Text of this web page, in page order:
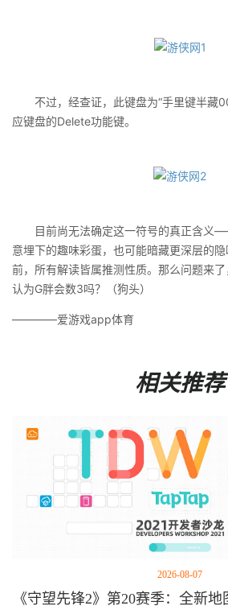
不过，经查证，此键盘为“手里键半藏
应键盘的Delete功能键。
目前尚无法确定这一符号的真正含义
意埋下的趣味彩蛋，也可能暗藏更深层的
前，所有解读皆属推测性质。那么问题来
认为G胖会数3吗？（狗头）
————爱游戏app体育
相关推荐
2026-08-07
《守望先锋2》第20赛季：全新